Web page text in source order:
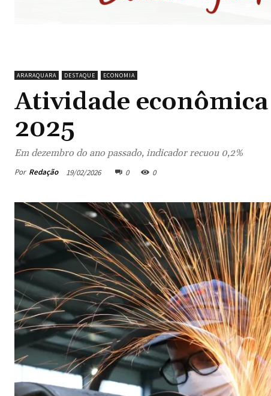
ARARAQUARA DESTAQUE ECONOMIA
Atividade
2025
Em dezembro do ano passado, indicador recuou 0,2%
Por Redação 19/02/2026 0 0